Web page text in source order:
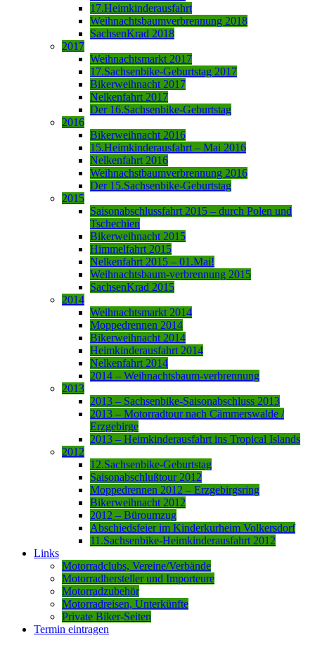
17.Heimkinderausfahrt
Weihnachtsbaumverbrennung 2018
SachsenKrad 2018
2017
Weihnachtsmarkt 2017
17.Sachsenbike-Geburtstag 2017
Bikerweihnacht 2017
Nelkenfahrt 2017
Der 16.Sachsenbike-Geburtstag
2016
Bikerweihnacht 2016
15.Heimkinderausfahrt – Mai 2016
Nelkenfahrt 2016
Weihnachstbaumverbrennung 2016
Der 15.Sachsenbike-Geburtstag
2015
Saisonabschlussfahrt 2015 – durch Polen und
Tschechien
Bikerweihnacht 2015
Himmelfahrt 2015
Nelkenfahrt 2015 – 01.Mai!
Weihnachtsbaum-verbrennung 2015
SachsenKrad 2015
2014
Weihnachtsmarkt 2014
Moppedrennen 2014
Bikerweihnacht 2014
Heimkinderausfahrt 2014
Nelkenfahrt 2014
2014 – Weihnachtsbaum-verbrennung
2013
2013 – Sachsenbike-Saisonabschluss 2013
2013 – Motorradtour nach Cämmerswalde /
Erzgebirge
2013 – Heimkinderausfahrt ins Tropical Islands
2012
12.Sachsenbike-Geburtstag
Saisonabschlußtour 2012
Moppedrennen 2012 – Erzgebirgsring
Bikerweihnacht 2012
2012 – Büroumzug
Abschiedsfeier im Kinderkurheim Volkersdorf
11.Sachsenbike-Heimkinderausfahrt 2012
Links
Motorradclubs, Vereine/Verbände
Motorradhersteller und Importeure
Motorradzubehör
Motorradreisen, Unterkünfte
Private Biker-Seiten
Termin eintragen